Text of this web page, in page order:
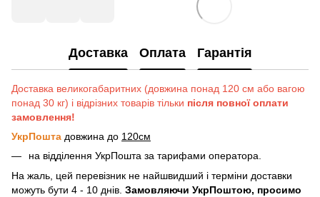
Доставка Оплата Гарантія
Доставка великогабаритних (довжина понад 120 см або вагою
понад 30 кг) і відрізних товарів тільки після повної оплати
замовлення!
УкрПошта довжина до 120см
на відділення УкрПошта за тарифами оператора.
На жаль, цей перевізник не найшвидший і терміни доставки
можуть бути 4 - 10 днів. Замовляючи УкрПоштою, просимо